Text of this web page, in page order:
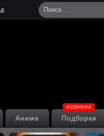
Подборки
НОВИНКА
Аниме